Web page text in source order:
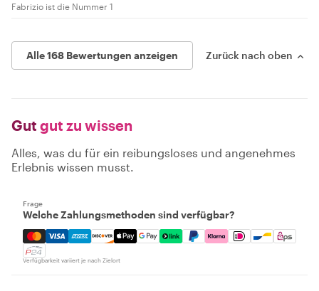
Fabrizio ist die Nummer 1
Alle 168 Bewertungen anzeigen Zurück nach oben
Gut gut zu wissen
Alles, was du für ein reibungsloses und angenehmes
Erlebnis wissen musst.
Frage
Welche Zahlungsmethoden sind verfügbar?
Mastercard, Visa, Amex, Discover, Apple Pay, Google
Verfügbarkeit variiert je nach Zielort